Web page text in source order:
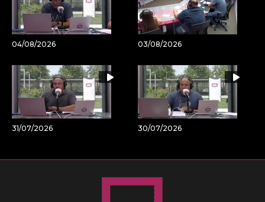
04/08/2026 03/08/2026
31/07/2026 30/07/2026